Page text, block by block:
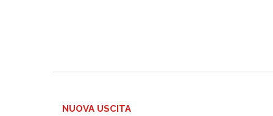
NUOVA USCITA